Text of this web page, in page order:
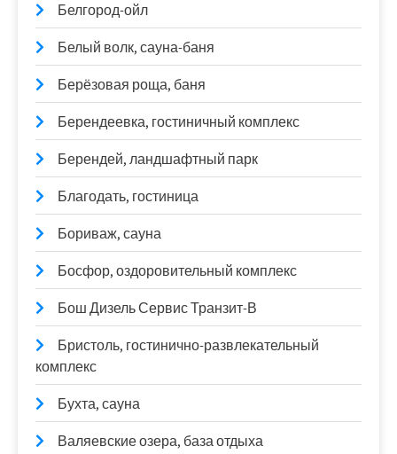
Белгород-ойл
Белый волк, сауна-баня
Берёзовая роща, баня
Берендеевка, гостиничный комплекс
Берендей, ландшафтный парк
Благодать, гостиница
Бориваж, сауна
Босфор, оздоровительный комплекс
Бош Дизель Сервис Транзит-В
Бристоль, гостинично-развлекательный
комплекс
Бухта, сауна
Валяевские озера, база отдыха